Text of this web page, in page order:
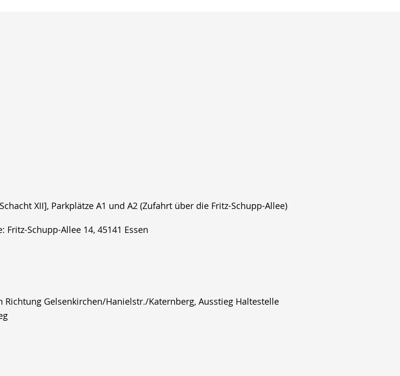
XII], Parkplätze A1 und A2 (Zufahrt über die Fritz-Schupp-Allee)
Schupp-Allee 14, 45141 Essen
Richtung Gelsenkirchen/Hanielstr./Katernberg, Ausstieg Haltestelle